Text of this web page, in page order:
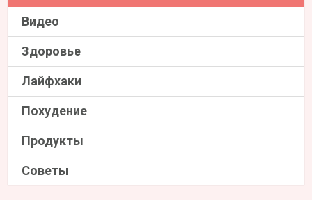
Видео
Здоровье
Лайфхаки
Похудение
Продукты
Советы